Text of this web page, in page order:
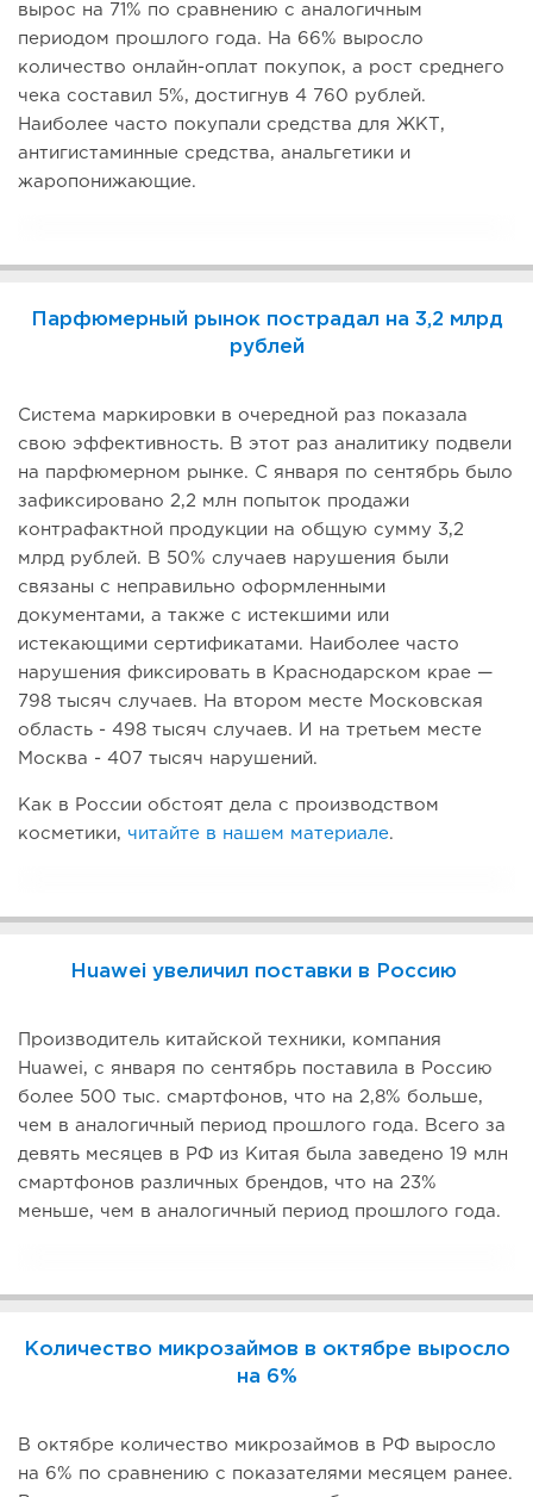
вырос на 71% по сравнению с аналогичным
периодом прошлого года. На 66% выросло
количество онлайн-оплат покупок, а рост среднего
чека составил 5%, достигнув 4 760 рублей.
Наиболее часто покупали средства для ЖКТ,
антигистаминные средства, анальгетики и
жаропонижающие.
Парфюмерный рынок пострадал на 3,2 млрд
рублей
Система маркировки в очередной раз показала
свою эффективность. В этот раз аналитику подвели
на парфюмерном рынке. С января по сентябрь было
зафиксировано 2,2 млн попыток продажи
контрафактной продукции на общую сумму 3,2
млрд рублей. В 50% случаев нарушения были
связаны с неправильно оформленными
документами, а также с истекшими или
истекающими сертификатами. Наиболее часто
нарушения фиксировать в Краснодарском крае —
798 тысяч случаев. На втором месте Московская
область - 498 тысяч случаев. И на третьем месте
Москва - 407 тысяч нарушений.
Как в России обстоят дела с производством
косметики, читайте в нашем материале.
Huawei увеличил поставки в Россию
Производитель китайской техники, компания
Huawei, с января по сентябрь поставила в Россию
более 500 тыс. смартфонов, что на 2,8% больше,
чем в аналогичный период прошлого года. Всего за
девять месяцев в РФ из Китая была заведено 19 млн
смартфонов различных брендов, что на 23%
меньше, чем в аналогичный период прошлого года.
Количество микрозаймов в октябре выросло
на 6%
В октябре количество микрозаймов в РФ выросло
на 6% по сравнению с показателями месяцем ранее.